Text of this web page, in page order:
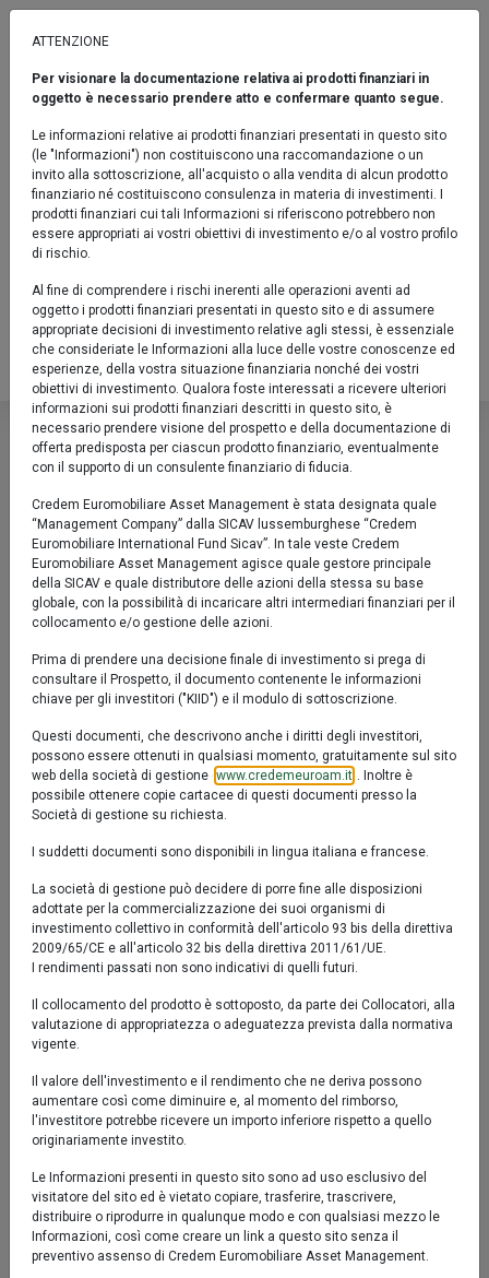
OBBLIGAZIONARI
Eurofundlux Corporate Bond
Opportunities I
Sicav / Obbligazionari Flessibili / Indicatore sintetico di rischio: 2
Confronta
LU2437423820
Valore Quota al 07/08/2026:11,3510 €
Eurofundlux Corporate Bond
Sicav / Obbligazionari Flessibili /
Confronta Fact sheet
LU2437423820
Valore Quota al 07/08/2026:11,3510 €
Descrizione
Eurofundlux Corporate Bond Opportunities è un
comparto di Euromobiliare International Fund SICAV,
del capitale investito a medio termine.
YTD 1y 5y 10y
set '25 nov '25 gen '26 mar '26 mag '26 lug '26
2024 2026
-50 %
50 %
Performance al 05/08/2026
ATTENZIONE
Per visionare la documentazione relativa ai prodotti finanziari in
oggetto è necessario prendere atto e confermare quanto segue.
Le informazioni relative ai prodotti finanziari presentati in questo sito
(le "Informazioni") non costituiscono una raccomandazione o un
invito alla sottoscrizione, all'acquisto o alla vendita di alcun prodotto
finanziario né costituiscono consulenza in materia di investimenti. I
prodotti finanziari cui tali Informazioni si riferiscono potrebbero non
essere appropriati ai vostri obiettivi di investimento e/o al vostro profilo
di rischio.
Al fine di comprendere i rischi inerenti alle operazioni aventi ad
oggetto i prodotti finanziari presentati in questo sito e di assumere
appropriate decisioni di investimento relative agli stessi, è essenziale
che consideriate le Informazioni alla luce delle vostre conoscenze ed
esperienze, della vostra situazione finanziaria nonché dei vostri
obiettivi di investimento. Qualora foste interessati a ricevere ulteriori
informazioni sui prodotti finanziari descritti in questo sito, è
necessario prendere visione del prospetto e della documentazione di
offerta predisposta per ciascun prodotto finanziario, eventualmente
con il supporto di un consulente finanziario di fiducia.
Credem Euromobiliare Asset Management è stata designata quale
“Management Company” dalla SICAV lussemburghese “Credem
Euromobiliare International Fund Sicav”. In tale veste Credem
Euromobiliare Asset Management agisce quale gestore principale
della SICAV e quale distributore delle azioni della stessa su base
globale, con la possibilità di incaricare altri intermediari finanziari per il
collocamento e/o gestione delle azioni.
Prima di prendere una decisione finale di investimento si prega di
consultare il Prospetto, il documento contenente le informazioni
chiave per gli investitori ("KIID") e il modulo di sottoscrizione.
Questi documenti, che descrivono anche i diritti degli investitori,
possono essere ottenuti in qualsiasi momento, gratuitamente sul sito
web della società di gestione ( www.credemeuroam.it ). Inoltre è
possibile ottenere copie cartacee di questi documenti presso la
Società di gestione su richiesta.
I suddetti documenti sono disponibili in lingua italiana e francese.
La società di gestione può decidere di porre fine alle disposizioni
adottate per la commercializzazione dei suoi organismi di
investimento collettivo in conformità dell'articolo 93 bis della direttiva
2009/65/CE e all'articolo 32 bis della direttiva 2011/61/UE.
I rendimenti passati non sono indicativi di quelli futuri.
Il collocamento del prodotto è sottoposto, da parte dei Collocatori, alla
valutazione di appropriatezza o adeguatezza prevista dalla normativa
vigente.
Il valore dell'investimento e il rendimento che ne deriva possono
aumentare così come diminuire e, al momento del rimborso,
l'investitore potrebbe ricevere un importo inferiore rispetto a quello
originariamente investito.
Le Informazioni presenti in questo sito sono ad uso esclusivo del
visitatore del sito ed è vietato copiare, trasferire, trascrivere,
distribuire o riprodurre in qualunque modo e con qualsiasi mezzo le
Informazioni, così come creare un link a questo sito senza il
preventivo assenso di Credem Euromobiliare Asset Management.